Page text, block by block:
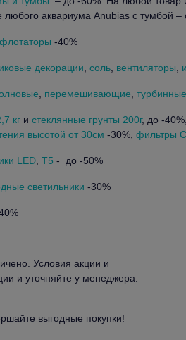
любого аквариума Anubias c тумбой –
флотаторы -40%
декорации соль вентиляторы
перемешивающие
кг и стеклянные грунты 200г, до -
высотой от 30см -30%, фильтры
LED T5 - до -50%
светильники -30%
Условия акции и
и уточняйте у менеджера.
выгодные покупки!